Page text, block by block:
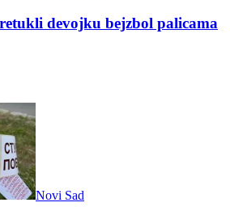
devojku bejzbol palicama
Novi Sad